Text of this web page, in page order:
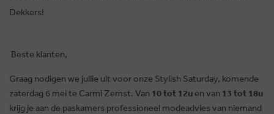
Dekkers!
Beste klanten,
Graag nodigen we jullie uit voor onze Stylish Saturday, komende
zaterdag 6 mei te Carmi Zemst. Van 10 tot 12u en van 13 tot 18u
krijg je aan de paskamers professioneel modeadvies van niemand